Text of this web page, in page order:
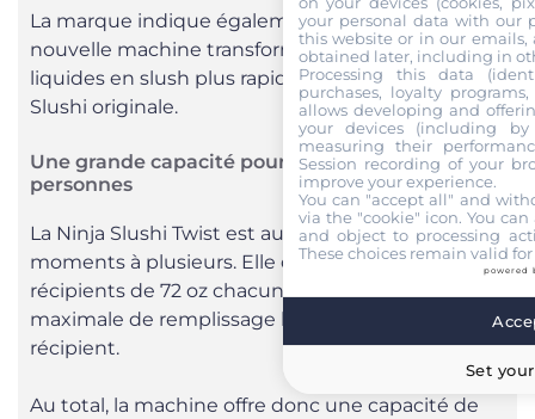
La marque indique également que cette
nouvelle machine transforme les ingrédients
liquides en slush plus rapidement que la Ninja
Slushi originale.
Une grande capacité pour servir plusieurs
personnes
La Ninja Slushi Twist est aussi pensée pour les
moments à plusieurs. Elle dispose de deux
récipients de 72 oz chacun, avec une capacité
maximale de remplissage liquide de 48 oz par
récipient.
Au total, la machine offre donc une capacité de
your personal data with our
this website or in our emails,
obtained later, including in
Processing this data
purchases, loyalty
allows developing and
your devices (including
measuring their
Session recording of your
improve your experience.
You can "accept all" and
via the "cookie" icon. You
and object to processing
These choices remain valid
powered
Set